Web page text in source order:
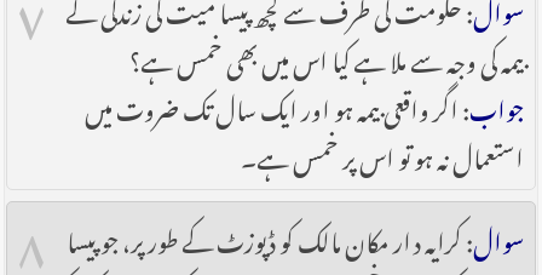
بیمہ کی وجہ سے ملا ہے کیا اس میں بھی خمس ہے؟
جواب
: اگر واقعی بیمہ ہو اور ایک سال تک ‎ضروت میں
استعمال نہ ہو تو اس پر خمس ہے۔
۸ سوال: کرایہ دار مکان مالک کو ڈپوزٹ کے طور پر، جو پیسا